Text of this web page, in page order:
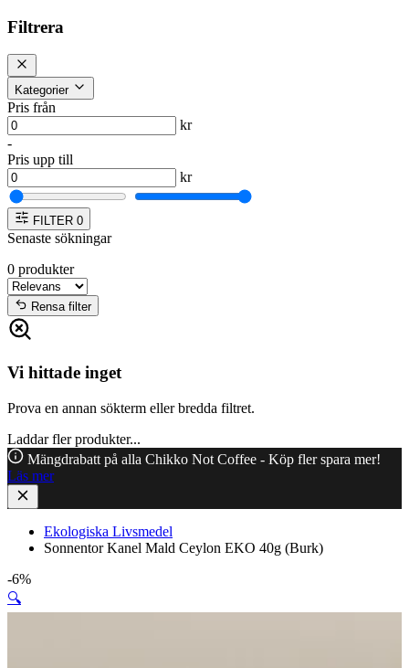
Filtrera
Kategorier
Pris från
kr
-
Pris upp till
kr
FILTER 0
Senaste sökningar
0 produkter
Rensa filter
Vi hittade inget
Prova en annan sökterm eller bredda filtret.
Laddar fler produkter...
Mängdrabatt på alla Chikko Not Coffee - Köp fler spara mer!
Läs mer
Ekologiska Livsmedel
Sonnentor Kanel Mald Ceylon EKO 40g (Burk)
-6%
🔍